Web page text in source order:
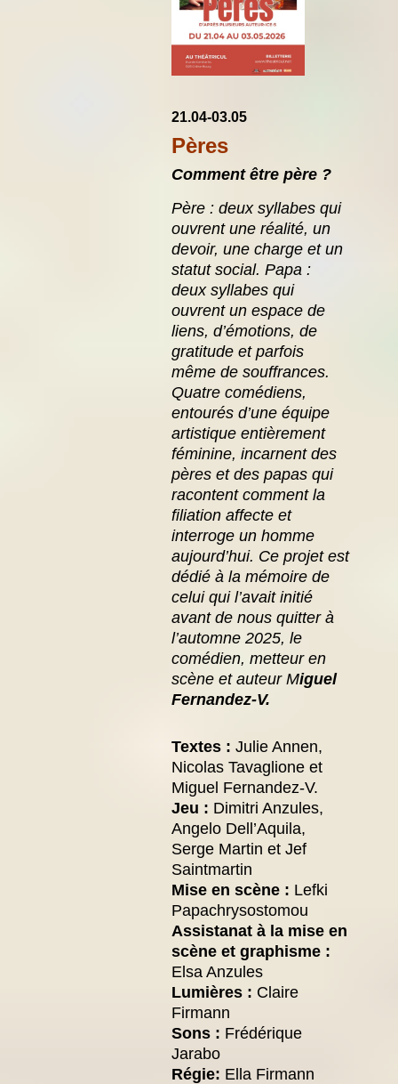
21.04-03.05
Pères
Comment être père ?
Père : deux syllabes qui
ouvrent une réalité, un
devoir, une charge et un
statut social. Papa :
deux syllabes qui
ouvrent un espace de
liens, d’émotions, de
gratitude et parfois
même de souffrances.
Quatre comédiens,
entourés d’une équipe
artistique entièrement
féminine, incarnent des
pères et des papas qui
racontent comment la
filiation affecte et
interroge un homme
aujourd’hui. Ce projet est
dédié à la mémoire de
celui qui l’avait initié
avant de nous quitter à
l’automne 2025, le
comédien, metteur en
scène et auteur Miguel
Fernandez-V.
Textes : Julie Annen,
Nicolas Tavaglione et
Miguel Fernandez-V.
Jeu : Dimitri Anzules,
Angelo Dell’Aquila,
Serge Martin et Jef
Saintmartin
Mise en scène : Lefki
Papachrysostomou
Assistanat à la mise en
scène et graphisme :
Elsa Anzules
Lumières : Claire
Firmann
Sons : Frédérique
Jarabo
Régie: Ella Firmann